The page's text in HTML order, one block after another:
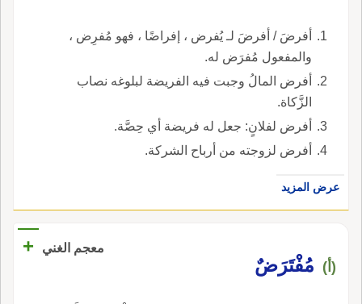
أفرضَ / أفرضَ لـ يُفرض ، إفراضًا ، فهو مُفرِض ،
والمفعول مُفرَض له.
أفرض المالُ وجبت فيه الفريضة لبلوغه نصاب
الزَّكاة.
أفرض لفلانٍ: جعل له فريضة أي حِصَّة.
أفرض لزوجته من أرباح الشركة.
عرض المزيد
معجم الغني +
(أ) مُفْتَرَضٌ